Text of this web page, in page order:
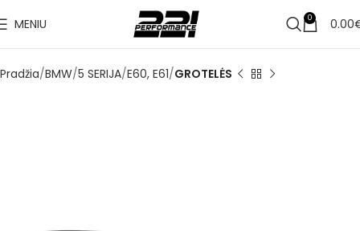
MENIU 0 0.00
Pradžia BMW 5 SERIJA E60, E61 GROTELĖS
✔ Pristatymas per 1–3 d. d.